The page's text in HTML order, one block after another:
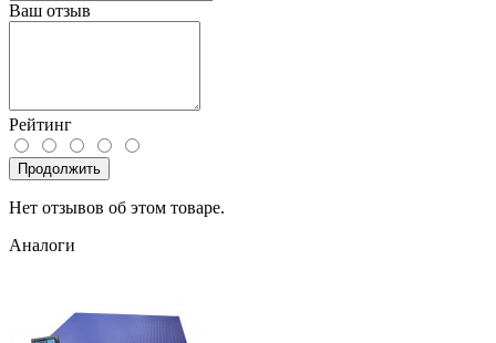
Ваш отзыв
Рейтинг
Продолжить
Нет отзывов об этом товаре.
Аналоги